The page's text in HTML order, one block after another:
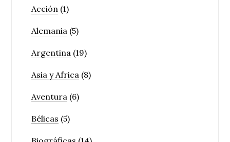
Acción (1)
Alemania (5)
Argentina (19)
Asia y Africa (8)
Aventura (6)
Bélicas (5)